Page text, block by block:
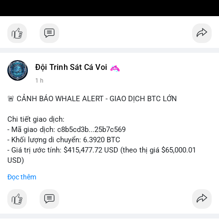
Đội Trinh Sát Cá Voi
1 h
🚨 CẢNH BÁO WHALE ALERT - GIAO DỊCH BTC LỚN
Chi tiết giao dịch:
- Mã giao dịch: c8b5cd3b...25b7c569
- Khối lượng di chuyển: 6.3920 BTC
- Giá trị ước tính: $415,477.72 USD (theo thị giá $65,000.01
USD)
nghìn USD được xác nhận trong mempool, mức chuyển động
Đọc thêm